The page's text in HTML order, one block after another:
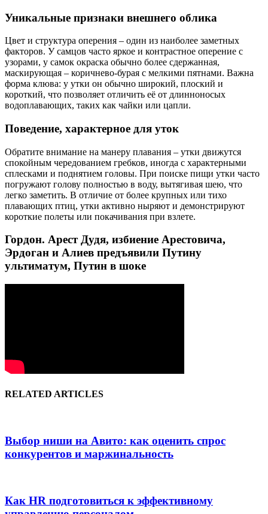
Уникальные признаки внешнего облика
Цвет и структура оперения – один из наиболее заметных
факторов. У самцов часто яркое и контрастное оперение с
узорами, у самок окраска обычно более сдержанная,
маскирующая – коричнево-бурая с мелкими пятнами. Важна
форма клюва: у утки он обычно широкий, плоский и
короткий, что позволяет отличить её от длинноносых
водоплавающих, таких как чайки или цапли.
Поведение, характерное для уток
Обратите внимание на манеру плавания – утки движутся
спокойным чередованием гребков, иногда с характерными
сплесками и поднятием головы. При поиске пищи утки часто
погружают голову полностью в воду, вытягивая шею, что
легко заметить. В отличие от более крупных или тихо
плавающих птиц, утки активно ныряют и демонстрируют
короткие полеты или покачивания при взлете.
Гордон. Арест Дудя, избиение Арестовича,
Эрдоган и Алиев предъявили Путину
ультиматум, Путин в шоке
RELATED ARTICLES
Выбор ниши на Авито: как оценить спрос
конкурентов и маржинальность
Как HR подготовиться к эффективному